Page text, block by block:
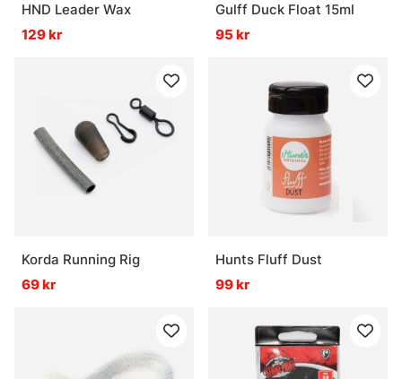
HND Leader Wax
129 kr
Gulff Duck Float 15ml
95 kr
Korda Running Rig
69 kr
Hunts Fluff Dust
99 kr